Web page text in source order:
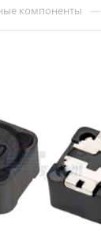
компоненты —